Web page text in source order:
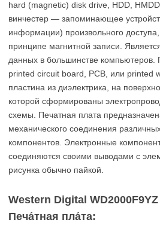
hard (magnetic) disk drive, HDD,
винчестер — запоминающее
информации) произвольного
принципе магнитной записи.
данных в большинстве компьютеров.
printed circuit board, PCB, или printed
пластина из диэлектрика, на
которой сформированы
схемы. Печатная плата
механического соединения
компонентов. Электронные
соединяются своими выводами с
рисунка обычно пайкой.
Western Digital
Печа́тная пла́та: